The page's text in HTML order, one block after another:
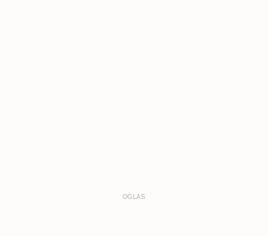
OGLAS